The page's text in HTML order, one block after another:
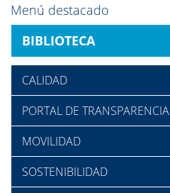
Menú destacado
BIBLIOTECA
CALIDAD
PORTAL DE TRANSPARENCIA
MOVILIDAD
SOSTENIBILIDAD